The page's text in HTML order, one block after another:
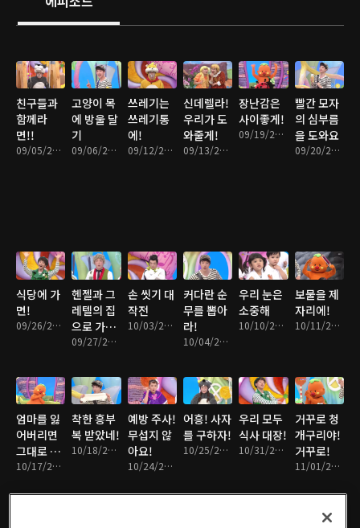
친구들과
함께라
면!!
09/05/2016 • 14분
고양이 목
에 방울 달
기
09/06/2016 • 14분
쓰레기는
쓰레기통
에!
09/12/2016 • 14분
신데렐라!
우리가 도
와줄게!
09/13/2016 • 13분
장난감은
사이좋게!
09/19/2016 • 14분
빨간 모자
의 심부름
을 도와요
09/20/2016 • 14분
식당에 가
면!
09/26/2016 • 14분
헨젤과 그
레텔의 집
으로 가는
길
09/27/2016 • 12분
손 씻기 대
작전
10/03/2016 • 14분
커다란 순
무를 뽑아
라!
10/04/2016 • 14분
우리 눈은
소중해
10/10/2016 • 14분
보물을 제
자리에!
10/11/2016 • 13분
엄마를 잃
어버리면
그대로 멈
춰라
10/17/2016 • 14분
착한 흥부
복 받았네!
10/18/2016 • 14분
예방 주사!
무섭지 않
아요!
10/24/2016 • 14분
어흥! 사자
를 구하자!
10/25/2016 • 14분
우리 모두
식사 대장!
10/31/2016 • 13분
거꾸로 청
개구리야!
거꾸로!
11/01/2016 • 14분